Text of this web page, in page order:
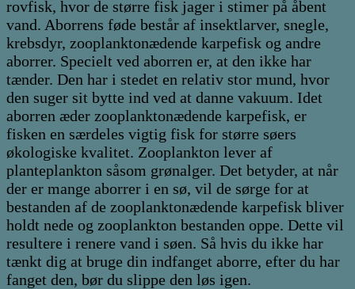
rovfisk, hvor de større fisk jager i stimer på åbent
vand. Aborrens føde består af insektlarver, snegle,
krebsdyr, zooplanktonædende karpefisk og andre
aborrer. Specielt ved aborren er, at den ikke har
tænder. Den har i stedet en relativ stor mund, hvor
den suger sit bytte ind ved at danne vakuum. Idet
aborren æder zooplanktonædende karpefisk, er
fisken en særdeles vigtig fisk for større søers
økologiske kvalitet. Zooplankton lever af
planteplankton såsom grønalger. Det betyder, at når
der er mange aborrer i en sø, vil de sørge for at
bestanden af de zooplanktonædende karpefisk bliver
holdt nede og zooplankton bestanden oppe. Dette vil
resultere i renere vand i søen. Så hvis du ikke har
tænkt dig at bruge din indfanget aborre, efter du har
fanget den, bør du slippe den løs igen.